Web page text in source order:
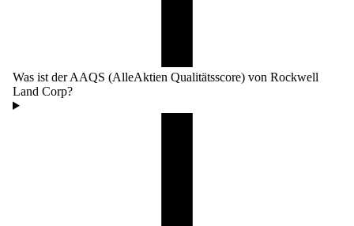
Was ist der AAQS (AlleAktien Qualitätsscore) von Rockwell
Land Corp?